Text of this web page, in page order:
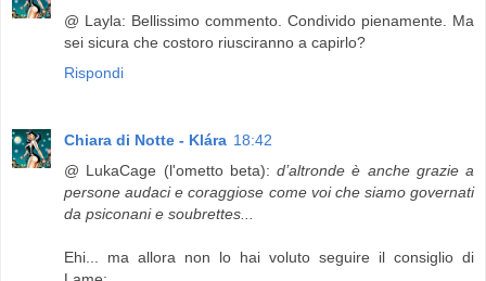
@ Layla: Bellissimo commento. Condivido pienamente. Ma
sei sicura che costoro riusciranno a capirlo?
Rispondi
Chiara di Notte - Klára 18:42
@ LukaCage (l'ometto beta): d’altronde è anche grazie a
persone audaci e coraggiose come voi che siamo governati
da psiconani e soubrettes...
Ehi... ma allora non lo hai voluto seguire il consiglio di